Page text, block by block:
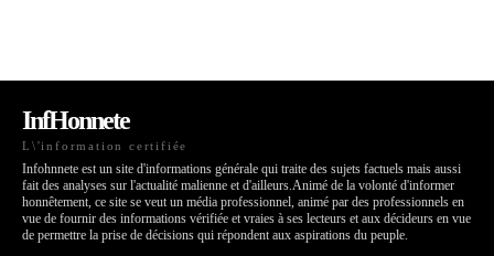
InfHonnete
L\'information certifiée
Infohnnete est un site d'informations générale qui traite des sujets factuels mais aussi
fait des analyses sur l'actualité malienne et d'ailleurs.Animé de la volonté d'informer
honnêtement, ce site se veut un média professionnel, animé par des professionnels en
vue de fournir des informations vérifiée et vraies à ses lecteurs et aux décideurs en vue
de permettre la prise de décisions qui répondent aux aspirations du peuple.